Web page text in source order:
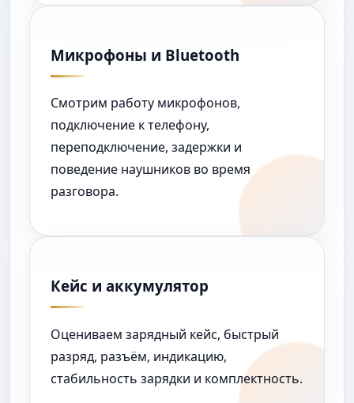
Микрофоны и Bluetooth
Смотрим работу микрофонов,
подключение к телефону,
переподключение, задержки и
поведение наушников во время
разговора.
Кейс и аккумулятор
Оцениваем зарядный кейс, быстрый
разряд, разъём, индикацию,
стабильность зарядки и комплектность.